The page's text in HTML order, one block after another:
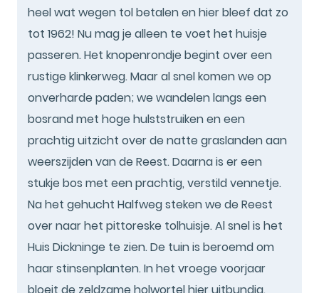
heel wat wegen tol betalen en hier bleef dat zo
tot 1962! Nu mag je alleen te voet het huisje
passeren. Het knopenrondje begint over een
rustige klinkerweg. Maar al snel komen we op
onverharde paden; we wandelen langs een
bosrand met hoge hulststruiken en een
prachtig uitzicht over de natte graslanden aan
weerszijden van de Reest. Daarna is er een
stukje bos met een prachtig, verstild vennetje.
Na het gehucht Halfweg steken we de Reest
over naar het pittoreske tolhuisje. Al snel is het
Huis Dickninge te zien. De tuin is beroemd om
haar stinsenplanten. In het vroege voorjaar
bloeit de zeldzame holwortel hier uitbundig.